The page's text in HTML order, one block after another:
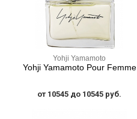
Yohji Yamamoto
Yohji Yamamoto Pour Femme
от 10545 до 10545 руб.